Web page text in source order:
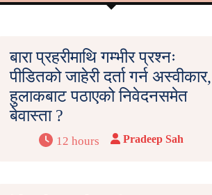
बारा प्रहरीमाथि गम्भीर प्रश्नः
पीडितको जाहेरी दर्ता गर्न अस्वीकार,
हुलाकबाट पठाएको निवेदनसमेत
बेवास्ता ?
12 hours Pradeep Sah